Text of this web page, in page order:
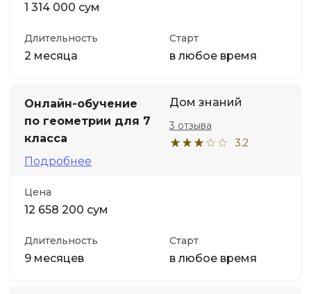
1 314 000 сум
Длительность
2 месяца
Старт
в любое время
Онлайн-обучение
по геометрии для 7
класса
Подробнее
Дом знаний
3.2
3 отзыва
Цена
12 658 200 сум
Длительность
9 месяцев
Старт
в любое время